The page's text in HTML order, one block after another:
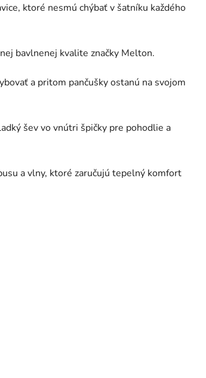
ktoré nesmú chýbať v šatníku každého
bavlnenej kvalite značky Melton.
a pritom pančušky ostanú na svojom
šev vo vnútri špičky pre pohodlie a
a vlny, ktoré zaručujú tepelný komfort